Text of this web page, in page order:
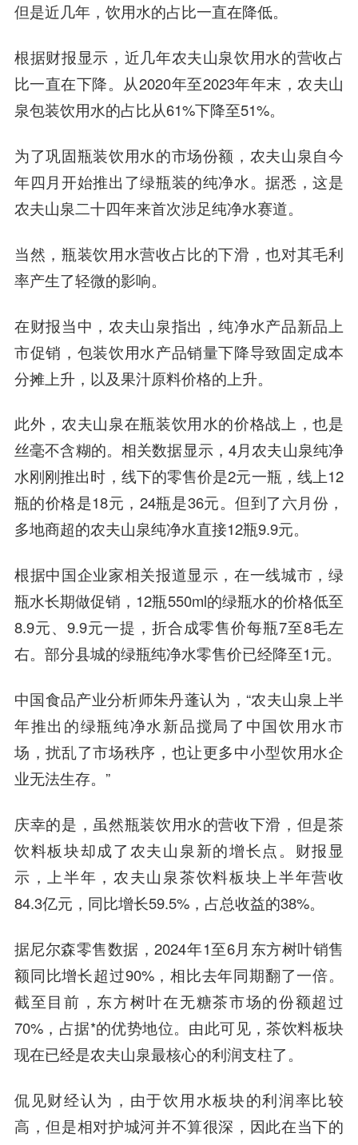
但是近几年，饮用水的占比一直在降低。
根据财报显示，近几年农夫山泉饮用水的营收占
比一直在下降。从2020年至2023年年末，农夫山
泉包装饮用水的占比从61%下降至51%。
为了巩固瓶装饮用水的市场份额，农夫山泉自今
年四月开始推出了绿瓶装的纯净水。据悉，这是
农夫山泉二十四年来首次涉足纯净水赛道。
当然，瓶装饮用水营收占比的下滑，也对其毛利
率产生了轻微的影响。
在财报当中，农夫山泉指出，纯净水产品新品上
市促销，包装饮用水产品销量下降导致固定成本
分摊上升，以及果汁原料价格的上升。
此外，农夫山泉在瓶装饮用水的价格战上，也是
丝毫不含糊的。相关数据显示，4月农夫山泉纯净
水刚刚推出时，线下的零售价是2元一瓶，线上12
瓶的价格是18元，24瓶是36元。但到了六月份，
多地商超的农夫山泉纯净水直接12瓶9.9元。
根据中国企业家相关报道显示，在一线城市，绿
瓶水长期做促销，12瓶550ml的绿瓶水的价格低至
8.9元、9.9元一提，折合成零售价每瓶7至8毛左
右。部分县城的绿瓶纯净水零售价已经降至1元。
中国食品产业分析师朱丹蓬认为，“农夫山泉上半
年推出的绿瓶纯净水新品搅局了中国饮用水市
场，扰乱了市场秩序，也让更多中小型饮用水企
业无法生存。”
庆幸的是，虽然瓶装饮用水的营收下滑，但是茶
饮料板块却成了农夫山泉新的增长点。财报显
示，上半年，农夫山泉茶饮料板块上半年营收
84.3亿元，同比增长59.5%，占总收益的38%。
据尼尔森零售数据，2024年1至6月东方树叶销售
额同比增长超过90%，相比去年同期翻了一倍。
截至目前，东方树叶在无糖茶市场的份额超过
70%，占据*的优势地位。由此可见，茶饮料板块
现在已经是农夫山泉最核心的利润支柱了。
侃见财经认为，由于饮用水板块的利润率比较
高，但是相对护城河并不算很深，因此在当下的